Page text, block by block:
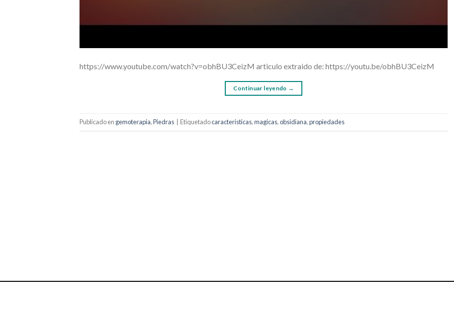
https://www.youtube.com/watch?v=obhBU3CeizM articulo extraido de: https://youtu.be/obhBU3CeizM
Continuar leyendo →
Publicado en gemoterapia,Piedras Etiquetadocaracteristicas,magicas,obsidiana,propiedades